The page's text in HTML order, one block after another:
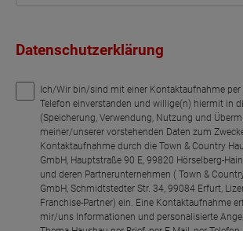
Datenschutzerklärung
Ich/Wir bin/sind mit einer Kontaktaufnahme per
Telefon einverstanden und willige(n) hiermit in
(Speicherung, Verwendung, Nutzung und
meiner/unserer vorstehenden Daten zum
Kontaktaufnahme durch die Town & Country
GmbH, Hauptstraße 90 E, 99820 Hörselberg-
und deren Partnerunternehmen ( Town &
GmbH, Schmidtstedter Str. 34, 99084 Erfurt,
Franchise-Partner) ein. Eine Kontaktaufnahme
mir/uns Informationen und personalisierte